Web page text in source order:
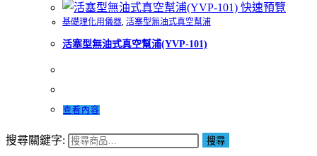
快速預覽
基礎理化用儀器 活塞型無油式真空幫浦
活塞型無油式真空幫浦(YVP-101)
查看內容
搜尋關鍵字: 搜尋